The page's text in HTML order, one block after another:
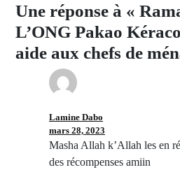
Une réponse à «
L’ONG Pakao
aide aux chefs de
Lamine Dabo
mars 28, 2023
Masha Allah k’Allah les en
des récompenses amiin